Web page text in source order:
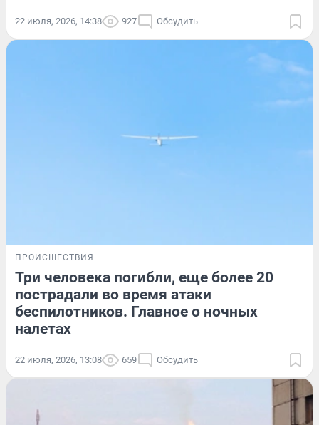
22 июля, 2026, 14:38 927 Обсудить
ПРОИСШЕСТВИЯ
Три человека погибли, еще более 20
пострадали во время атаки
беспилотников. Главное о ночных
налетах
22 июля, 2026, 13:08 659 Обсудить